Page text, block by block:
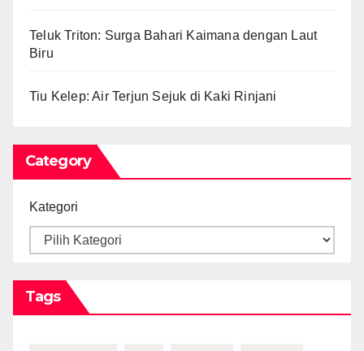
Teluk Triton: Surga Bahari Kaimana dengan Laut
Biru
Tiu Kelep: Air Terjun Sejuk di Kaki Rinjani
Category
Kategori
Tags